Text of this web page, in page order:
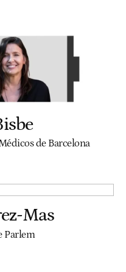
de Barcelona
Mas
Parlem